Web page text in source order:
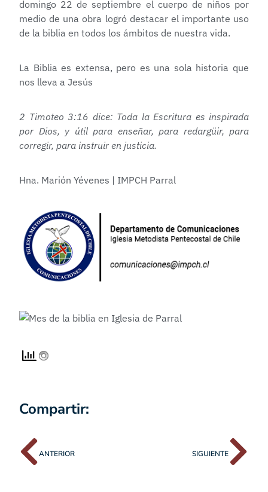
domingo 22 de septiembre el cuerpo de niños por
medio de una obra logró destacar el importante uso
de la biblia en todos los ámbitos de nuestra vida.
La Biblia es extensa, pero es una sola historia que
nos lleva a Jesús
2 Timoteo 3:16 dice: Toda la Escritura es inspirada
por Dios, y útil para enseñar, para redargüir, para
corregir, para instruir en justicia.
Hna. Marión Yévenes | IMPCH Parral
Compartir:
ANTERIOR SIGUIENTE